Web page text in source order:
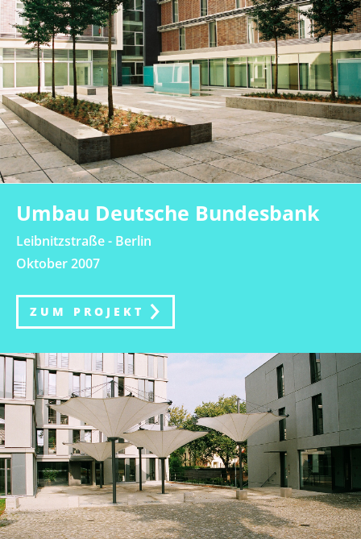
Umbau Deutsche Bundesbank
Leibnitzstraße - Berlin
Oktober 2007
ZUM PROJEKT